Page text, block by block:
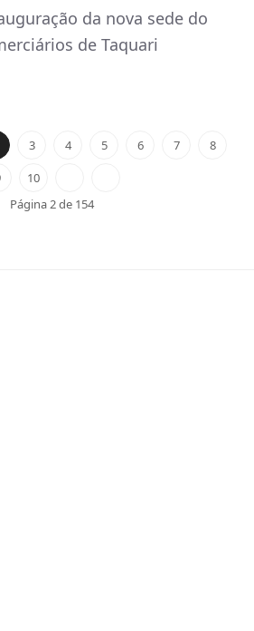
da nova sede do
de Taquari
3 4 5 6 7
8
10
Página 2 de 154